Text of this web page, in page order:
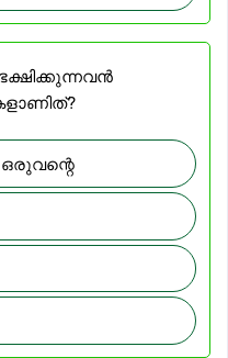
ഒരുവന്റെ